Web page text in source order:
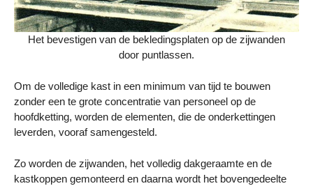
Het bevestigen van de bekledingsplaten op de zijwanden
door puntlassen.
Om de volledige kast in een minimum van tijd te bouwen
zonder een te grote concentratie van personeel op de
hoofdketting, worden de elementen, die de onderkettingen
leverden, vooraf samengesteld.
Zo worden de zijwanden, het volledig dakgeraamte en de
kastkoppen gemonteerd en daarna wordt het bovengedeelte